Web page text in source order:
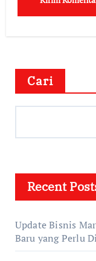
Cari
Recent
Update Bisnis
Baru yang Perlu